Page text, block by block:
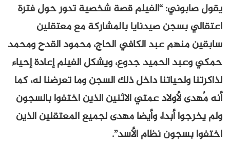
يقول صابوني: “الفيلم قصة شخصية تدور حول فترة
اعتقالي بسجن صيدنايا بالمشاركة مع معتقلين
سابقين منهم عبد الكافي الحاج، محمود القدح ومحمد
حمكي وعبد الحميد جدوع، ويشكل الفيلم إعادة إحياء
لذاكرتنا ولحياتنا داخل ذلك السجن وما تعرضنا له، كما
أنه مُهدى لأولاد عمتي الاثنين الذين اختفوا بالسجون
ولم يخرجوا أبدا، وأيضا مهدى لجميع المعتقلين الذين
اختفوا بسجون نظام الأسد”.